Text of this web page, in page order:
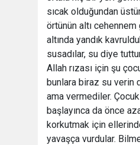
sıcak olduğundan
örtünün altı
altında yandık
susadılar, su diye
Allah rızası için şu
bunlara biraz su verin
ama vermediler.
başlayınca da önce
korkutmak için
yavaşça vurdular.